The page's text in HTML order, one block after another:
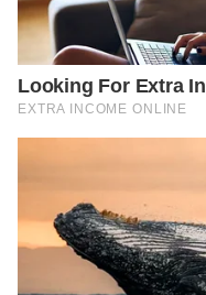
https://
muna-waroh/
c1c2/10
https://
https://
anak-artis-
takjub